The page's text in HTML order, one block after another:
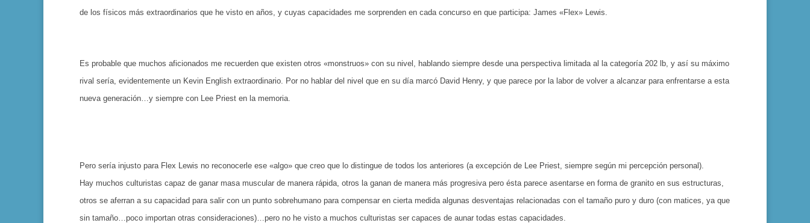
de los físicos más extraordinarios que he visto en años, y cuyas capacidades me sorprenden en cada concurso en que participa: James «Flex» Lewis.
Es probable que muchos aficionados me recuerden que existen otros «monstruos» con su nivel, hablando siempre desde una perspectiva limitada al la categoría 202 lb, y así su máximo
rival sería, evidentemente un Kevin English extraordinario. Por no hablar del nivel que en su día marcó David Henry, y que parece por la labor de volver a alcanzar para enfrentarse a esta
nueva generación…y siempre con Lee Priest en la memoria.
Pero sería injusto para Flex Lewis no reconocerle ese «algo» que creo que lo distingue de todos los anteriores (a excepción de Lee Priest, siempre según mi percepción personal).
Hay muchos culturistas capaz de ganar masa muscular de manera rápida, otros la ganan de manera más progresiva pero ésta parece asentarse en forma de granito en sus estructuras,
otros se aferran a su capacidad para salir con un punto sobrehumano para compensar en cierta medida algunas desventajas relacionadas con el tamaño puro y duro (con matices, ya que
sin tamaño…poco importan otras consideraciones)…pero no he visto a muchos culturistas ser capaces de aunar todas estas capacidades.